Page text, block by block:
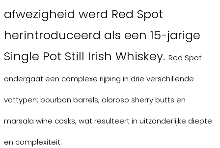
afwezigheid werd Red Spot
herintroduceerd als een 15-jarige
Single Pot Still Irish Whiskey. Red Spot
ondergaat een complexe rijping in drie verschillende
vattypen: bourbon barrels, oloroso sherry butts en
marsala wine casks, wat resulteert in uitzonderlijke diepte
en complexiteit.